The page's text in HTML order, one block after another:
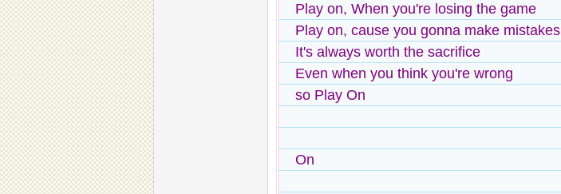
Play on, When you're losing the game
Play on, cause you gonna make mistakes
It's always worth the sacrifice
Even when you think you're wrong
so Play On
On